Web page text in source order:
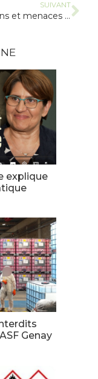
SUIVANT
Agressions et menaces de la Coordination Rurale contre « les écolos »
explique
Genay